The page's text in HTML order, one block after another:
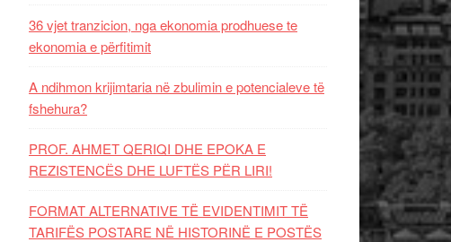
36 vjet tranzicion, nga ekonomia prodhuese te
ekonomia e përfitimit
A ndihmon krijimtaria në zbulimin e potencialeve të
fshehura?
PROF. AHMET QERIQI DHE EPOKA E
REZISTENCЁS DHE LUFTЁS PЁR LIRI!
FORMAT ALTERNATIVE TË EVIDENTIMIT TË
TARIFËS POSTARE NË HISTORINË E POSTËS